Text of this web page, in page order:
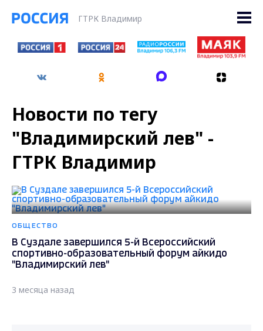
ГТРК Владимир
Новости по тегу
"Владимирский лев" -
ГТРК Владимир
ОБЩЕСТВО
В Суздале завершился 5-й Всероссийский
спортивно-образовательный форум айкидо
"Владимирский лев"
3 месяца назад